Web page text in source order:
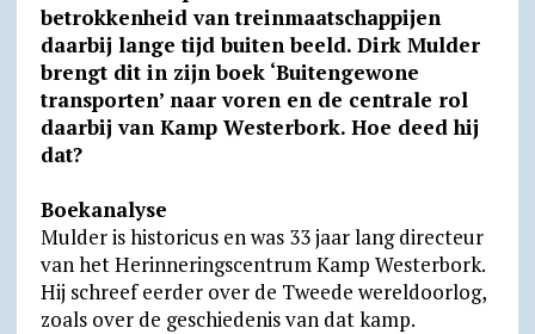
A
p
p
r
a
m
o
o
k
F
r
i
e
l
y
o
k
.
c
betrokkenheid van treinmaatschappijen
daarbij lange tijd buiten beeld. Dirk Mulder
brengt dit in zijn boek ‘Buitengewone
transporten’ naar voren en de centrale rol
daarbij van Kamp Westerbork. Hoe deed hij
dat?
Boekanalyse
Mulder is historicus en was 33 jaar lang directeur
van het Herinneringscentrum Kamp Westerbork.
Hij schreef eerder over de Tweede wereldoorlog,
zoals over de geschiedenis van dat kamp.